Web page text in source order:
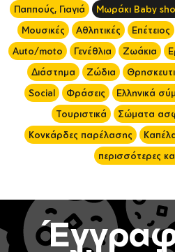
Παππούς, Γιαγιά
Μωράκι Baby
Μουσικές
Αθλητικές Επέτειος
Auto/moto
Γενέθλια Ζωάκια
Διάστημα
Ζώδια
Social
Φράσεις Ελληνικά
Τουριστικά
Σώματα
Κονκάρδες παρέλασης
περισσότερες